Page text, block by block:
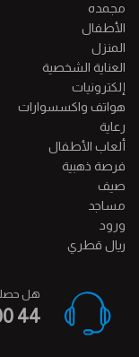
مجمده
الأطفال
المنزل
العناية الشخصية
إلكترونيات
هواتف واكسسوارات
رعاية
ألعاب الأطفال
فرصة ذهبية
صيف
مساجد
ورود
ريال قطري
هل
44